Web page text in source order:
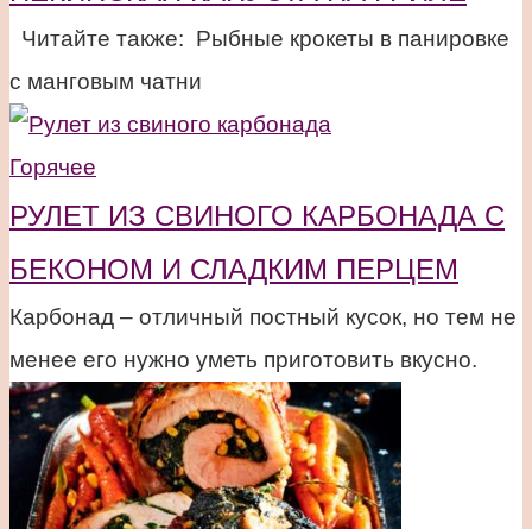
Читайте также: Рыбные крокеты в панировке
с манговым чатни
Горячее
РУЛЕТ ИЗ СВИНОГО КАРБОНАДА С
БЕКОНОМ И СЛАДКИМ ПЕРЦЕМ
Карбонад – отличный постный кусок, но тем не
менее его нужно уметь приготовить вкусно.